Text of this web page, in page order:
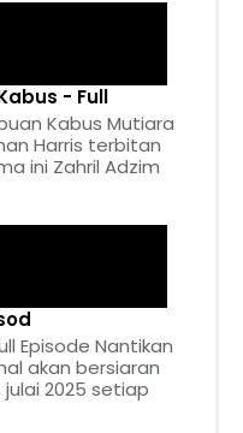
- Full
Kabus Mutiara
Harris terbitan
ini Zahril Adzim
Episode Nantikan
akan bersiaran
2025 setiap